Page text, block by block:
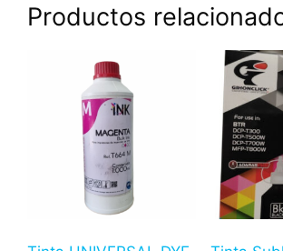
Productos